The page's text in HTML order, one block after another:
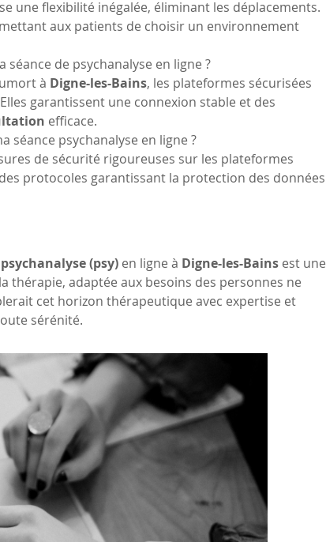
une flexibilité inégalée, éliminant les déplacements.
aux patients de choisir un environnement
de psychanalyse en ligne ?
à Digne-les-Bains, les plateformes sécurisées
garantissent une connexion stable et des
efficace.
séance psychanalyse en ligne ?
de sécurité rigoureuses sur les plateformes
protocoles garantissant la protection des données
(psy) en ligne à Digne-les-Bains est une
thérapie, adaptée aux besoins des personnes ne
cet horizon thérapeutique avec expertise et
sérénité.